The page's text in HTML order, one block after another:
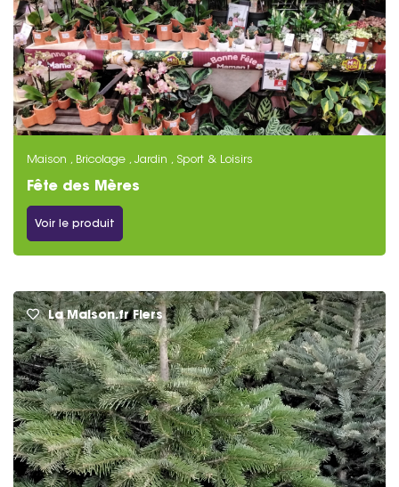
Maison , Bricolage , Jardin , Sport & Loisirs
Fête des Mères
Voir le produit
La Maison.fr Flers